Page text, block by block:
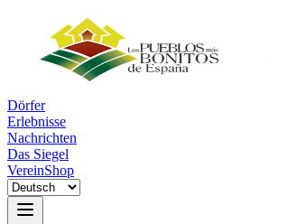
Dörfer
Erlebnisse
Nachrichten
Das Siegel
VereinShop